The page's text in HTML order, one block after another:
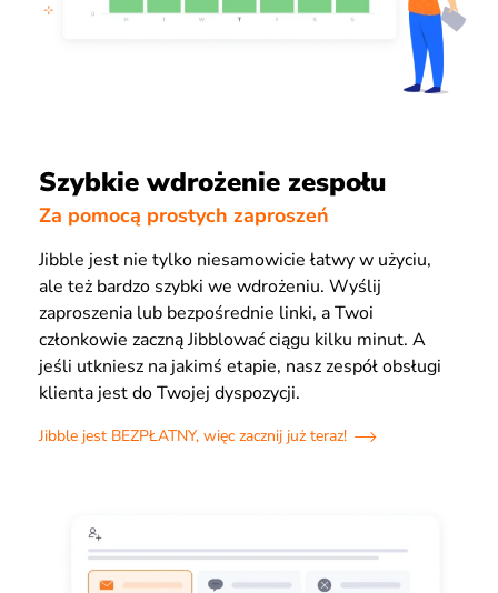
Szybkie wdrożenie zespołu
Za pomocą prostych zaproszeń
Jibble jest nie tylko niesamowicie łatwy w użyciu,
ale też bardzo szybki we wdrożeniu. Wyślij
zaproszenia lub bezpośrednie linki, a Twoi
członkowie zaczną Jibblować ciągu kilku minut. A
jeśli utkniesz na jakimś etapie, nasz zespół obsługi
klienta jest do Twojej dyspozycji.
Jibble jest BEZPŁATNY, więc zacznij już teraz!